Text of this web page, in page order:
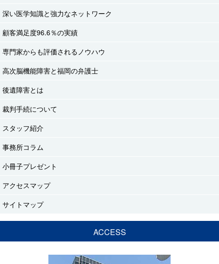
深い医学知識と強力なネットワーク
顧客満足度96.6％の実績
専門家からも評価されるノウハウ
高次脳機能障害と福岡の弁護士
後遺障害とは
裁判手続について
スタッフ紹介
事務所コラム
小冊子プレゼント
アクセスマップ
サイトマップ
ACCESS